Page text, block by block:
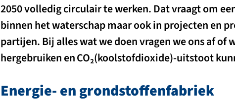
2050 volledig circulair te werken. Dat vraagt om
binnen het waterschap maar ook in projecten en
partijen. Bij alles wat we doen vragen we ons af
hergebruiken en CO₂(koolstofdioxide)-uitstoot
Energie- en grondstoffenfabriek